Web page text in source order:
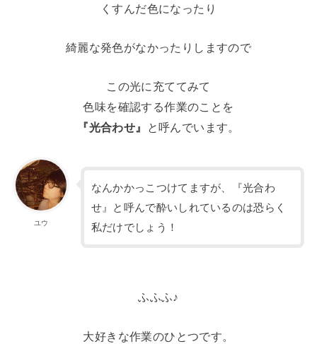
くすんだ色になったり
綺麗な発色がなかったりしますので
この光に充ててみて
色味を確認する作業のことを
『光合わせ』
と呼んでいます。
ユウ
なんかかっこつけてますが、『光合わ
せ』と呼んで酔いしれているのは恐らく
私だけでしょう！
ふふふ♪
大好きな作業のひとつです。